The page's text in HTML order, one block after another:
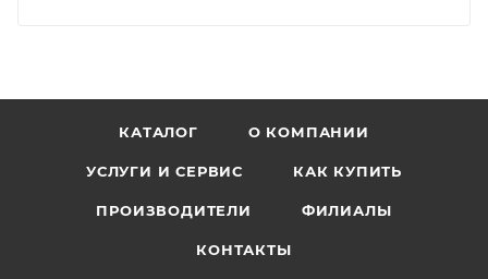
КАТАЛОГ О КОМПАНИИ
УСЛУГИ И СЕРВИС КАК КУПИТЬ
ПРОИЗВОДИТЕЛИ ФИЛИАЛЫ
КОНТАКТЫ